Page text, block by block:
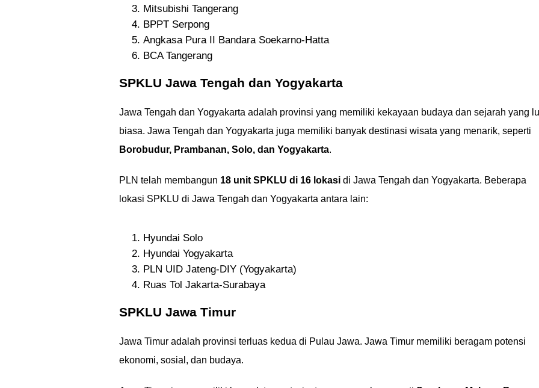
Mitsubishi Tangerang
BPPT Serpong
Angkasa Pura II Bandara Soekarno-Hatta
BCA Tangerang
SPKLU Jawa Tengah dan Yogyakarta
Jawa Tengah dan Yogyakarta adalah provinsi yang memiliki kekayaan budaya dan sejarah yang
biasa. Jawa Tengah dan Yogyakarta juga memiliki banyak destinasi wisata yang menarik, seperti
Borobudur, Prambanan, Solo, dan Yogyakarta.
PLN telah membangun 18 unit SPKLU di 16 lokasi di Jawa Tengah dan Yogyakarta. Beberapa
lokasi SPKLU di Jawa Tengah dan Yogyakarta antara lain:
Hyundai Solo
Hyundai Yogyakarta
PLN UID Jateng-DIY (Yogyakarta)
Ruas Tol Jakarta-Surabaya
SPKLU Jawa Timur
Jawa Timur adalah provinsi terluas kedua di Pulau Jawa. Jawa Timur memiliki beragam potensi
ekonomi, sosial, dan budaya.